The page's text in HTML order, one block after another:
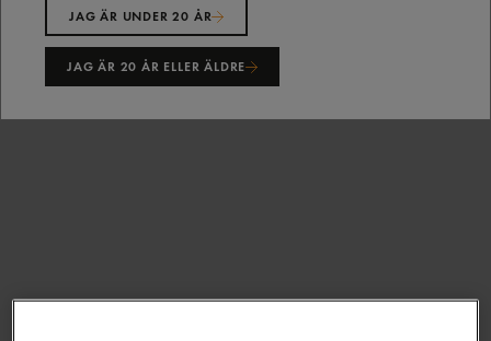
JAG ÄR UNDER 20 ÅR
JAG ÄR 20 ÅR ELLER ÄLDRE